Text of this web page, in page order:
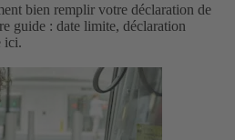
bien remplir votre déclaration de
guide : date limite, déclaration
ici.